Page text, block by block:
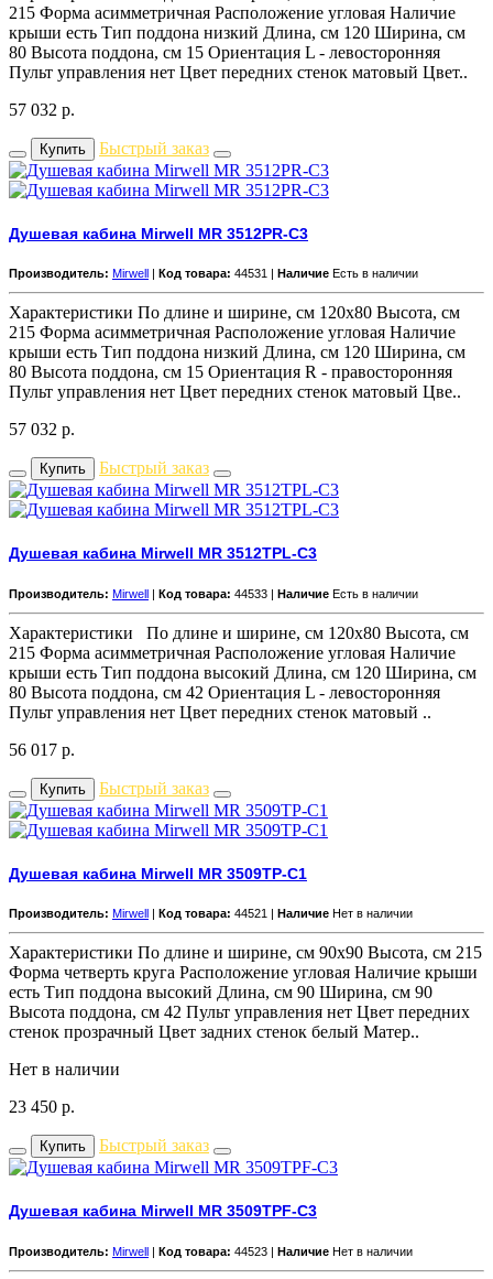
215 Форма асимметричная Расположение угловая Наличие
крыши есть Тип поддона низкий Длина, см 120 Ширина, см
80 Высота поддона, см 15 Ориентация L - левосторонняя
Пульт управления нет Цвет передних стенок матовый Цвет..
57 032 р.
Купить Быстрый заказ
Душевая кабина Mirwell MR 3512PR-C3
Производитель: Mirwell | Код товара: 44531 | Наличие Есть в наличии
Характеристики По длине и ширине, см 120x80 Высота, см
215 Форма асимметричная Расположение угловая Наличие
крыши есть Тип поддона низкий Длина, см 120 Ширина, см
80 Высота поддона, см 15 Ориентация R - правосторонняя
Пульт управления нет Цвет передних стенок матовый Цве..
57 032 р.
Купить Быстрый заказ
Душевая кабина Mirwell MR 3512TPL-C3
Производитель: Mirwell | Код товара: 44533 | Наличие Есть в наличии
Характеристики По длине и ширине, см 120x80 Высота, см
215 Форма асимметричная Расположение угловая Наличие
крыши есть Тип поддона высокий Длина, см 120 Ширина, см
80 Высота поддона, см 42 Ориентация L - левосторонняя
Пульт управления нет Цвет передних стенок матовый ..
56 017 р.
Купить Быстрый заказ
Душевая кабина Mirwell MR 3509TP-C1
Производитель: Mirwell | Код товара: 44521 | Наличие Нет в наличии
Характеристики По длине и ширине, см 90x90 Высота, см 215
Форма четверть круга Расположение угловая Наличие крыши
есть Тип поддона высокий Длина, см 90 Ширина, см 90
Высота поддона, см 42 Пульт управления нет Цвет передних
стенок прозрачный Цвет задних стенок белый Матер..
Нет в наличии
23 450 р.
Купить Быстрый заказ
Душевая кабина Mirwell MR 3509TPF-C3
Производитель: Mirwell | Код товара: 44523 | Наличие Нет в наличии